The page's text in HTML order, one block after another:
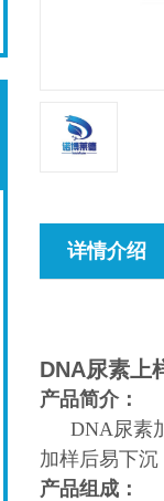
详情介绍
DNA尿素
产品简介：
DNA尿素
加样后易下
产品组成：